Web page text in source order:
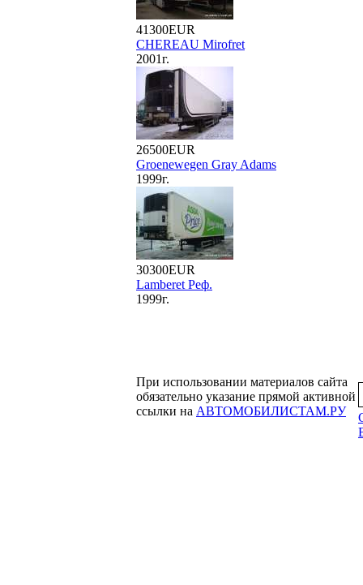
41300EUR
CHEREAU Mirofret
2001г.
26500EUR
Groenewegen Gray Adams
1999г.
30300EUR
Lamberet Реф.
1999г.
При использовании материалов сайта
обязательно указание прямой активной
ссылки на АВТОМОБИЛИСТАМ.РУ